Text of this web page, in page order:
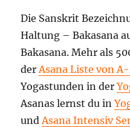
Die Sanskrit
Haltung – Bakasana
Bakasana. Mehr als
derAsana Liste von
Yogastunden in der
Asanas lernst du in
undAsana Intensiv